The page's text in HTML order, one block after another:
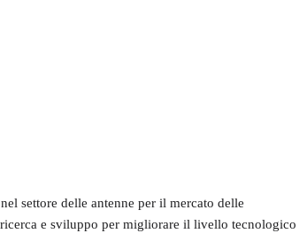
settore delle antenne per il mercato delle
e sviluppo per migliorare il livello tecnologico